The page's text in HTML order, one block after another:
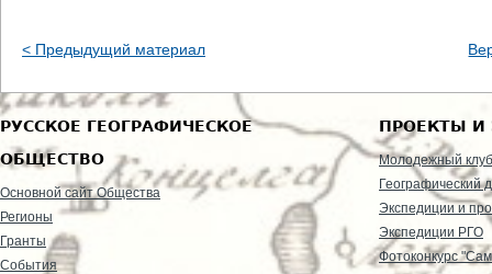
< Предыдущий материал
РУССКОЕ ГЕОГРАФИЧЕСКОЕ
ОБЩЕСТВО
Основной сайт Общества
Регионы
Гранты
События
ПРОЕКТЫ И
Молодежный клуб
Географический
Экспедиции и
Экспедиции РГО
Фотоконкурс